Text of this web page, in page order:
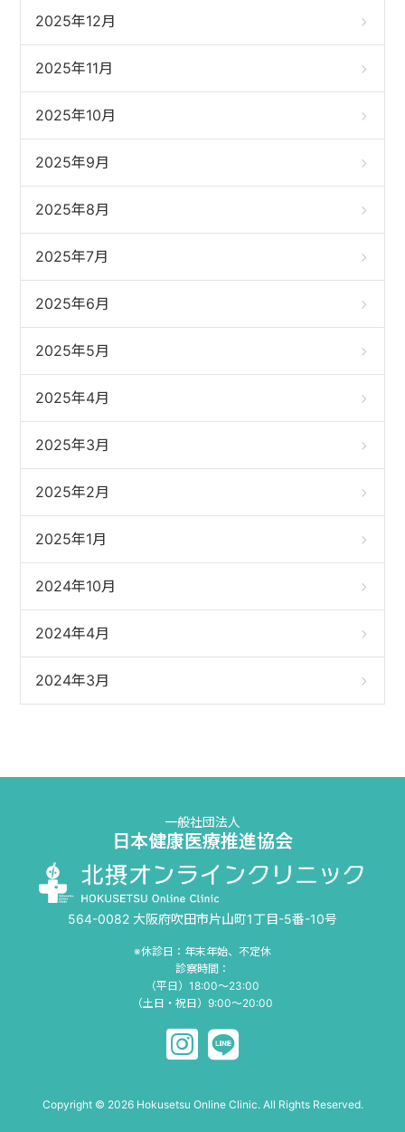
2025年12月
2025年11月
2025年10月
2025年9月
2025年8月
2025年7月
2025年6月
2025年5月
2025年4月
2025年3月
2025年2月
2025年1月
2024年10月
2024年4月
2024年3月
一般社団法人
日本健康医療推進協会
564-0082 大阪府吹田市片山町1丁目-5番-10号
※休診日：年末年始、不定休
診察時間：
（平日）18:00〜23:00
（土日・祝日）9:00〜20:00
Copyright © 2026 Hokusetsu Online Clinic. All Rights Reserved.